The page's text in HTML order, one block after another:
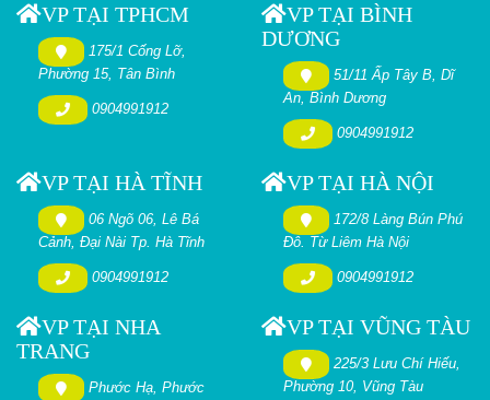
VP TẠI TPHCM
175/1 Cống Lỡ,
Phường 15, Tân Bình
0904991912
VP TẠI BÌNH
DƯƠNG
51/11 Ấp Tây B, Dĩ
An, Bình Dương
0904991912
VP TẠI HÀ TĨNH
06 Ngõ 06, Lê Bá
Cảnh, Đại Nài Tp. Hà Tĩnh
0904991912
VP TẠI HÀ NỘI
172/8 Làng Bún Phú
Đô. Từ Liêm Hà Nội
0904991912
VP TẠI NHA
TRANG
Phước Hạ, Phước
VP TẠI VŨNG TÀU
225/3 Lưu Chí Hiếu,
Phường 10, Vũng Tàu